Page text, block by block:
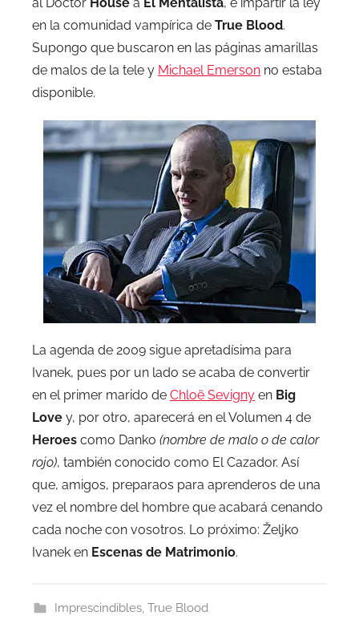
en la comunidad vampírica de True Blood.
Supongo que buscaron en las páginas amarillas
de malos de la tele y Michael Emerson no estaba
disponible.
La agenda de 2009 sigue apretadísima para
Ivanek, pues por un lado se acaba de convertir
en el primer marido de Chloë Sevigny en Big
Love y, por otro, aparecerá en el Volumen 4 de
Heroes como Danko (nombre de malo o de calor
rojo), también conocido como El Cazador. Así
que, amigos, preparaos para aprenderos de una
vez el nombre del hombre que acabará cenando
cada noche con vosotros. Lo próximo: Željko
Ivanek en Escenas de Matrimonio.
Imprescindibles, True Blood